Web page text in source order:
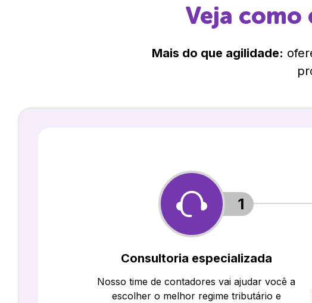
Veja como
Mais do que agilidade:
1
Consultoria especializada
Nosso time de contadores vai ajudar você a
escolher o melhor regime tributário e